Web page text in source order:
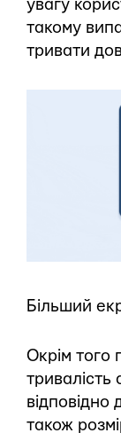
увагу
такому
тривати
Більший
Окрім того
тривалість
відповідно
також